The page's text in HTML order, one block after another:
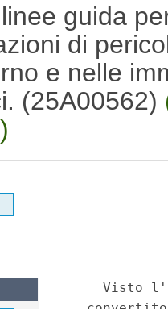
guida
di
e nelle
(25A00562)